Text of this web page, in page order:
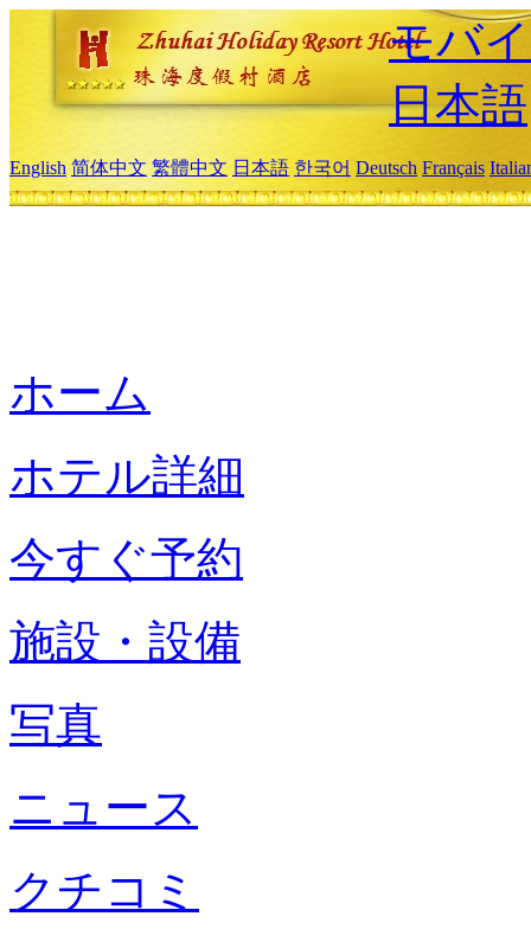
モバ
日本語
English 简体中文 繁體中文 日本語 한국어 Deutsch Français
ホーム
ホテル詳細
今すぐ予約
施設・設備
写真
ニュース
クチコミ